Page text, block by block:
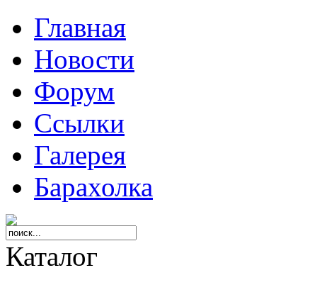
Главная
Новости
Форум
Ссылки
Галерея
Барахолка
Каталог